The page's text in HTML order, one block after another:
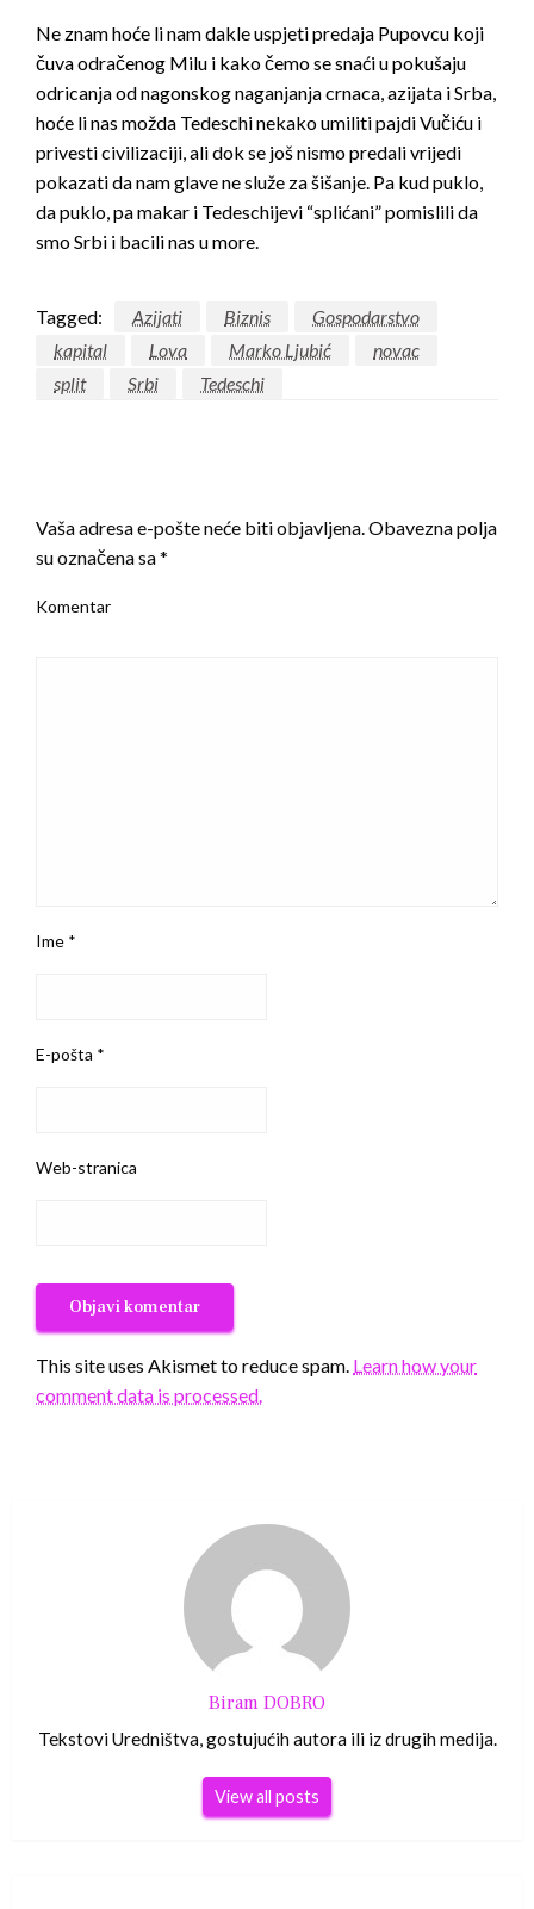
Ne znam hoće li nam dakle uspjeti predaja Pupovcu koji
čuva odračenog Milu i kako čemo se snaći u pokušaju
odricanja od nagonskog naganjanja crnaca, azijata i Srba,
hoće li nas možda Tedeschi nekako umiliti pajdi Vučiću i
privesti civilizaciji, ali dok se još nismo predali vrijedi
pokazati da nam glave ne služe za šišanje. Pa kud puklo,
da puklo, pa makar i Tedeschijevi “splićani” pomislili da
smo Srbi i bacili nas u more.
Tagged: Azijati Biznis
Gospodarstvo
kapital
Lova Marko Ljubić
novac
split
Srbi Tedeschi
Vaša adresa e-pošte neće biti objavljena. Obavezna polja
su označena sa*
Komentar
Ime *
E-pošta *
Web-stranica
This site uses Akismet to reduce spam. Learn how your
comment data is processed.
Biram DOBRO
Tekstovi Uredništva, gostujućih autora ili iz drugih medija.
View all posts